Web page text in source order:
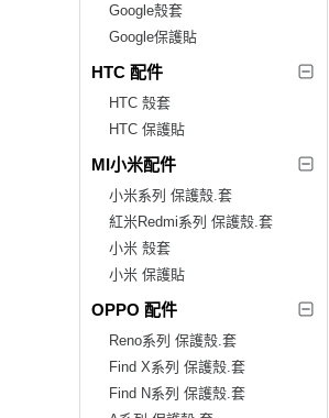
Google殼套
Google保護貼
HTC 配件
HTC 殼套
HTC 保護貼
MI小米配件
小米系列 保護殼.套
紅米Redmi系列 保護殼.套
小米 殼套
小米 保護貼
OPPO 配件
Reno系列 保護殼.套
Find X系列 保護殼.套
Find N系列 保護殼.套